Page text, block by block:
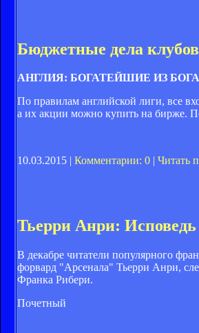
Бюджетные дела
АНГЛИЯ: БОГАТЕЙШИЕ ИЗ
По правилам английской лиги, все
а их акции можно купить на бирже.
10.03.2015 | Комментарии: 0 | Читать
Тьерри Анри:
В декабре читатели популярного
форвард "Арсенала" Тьерри Анри,
Франка Рибери.
Почетный